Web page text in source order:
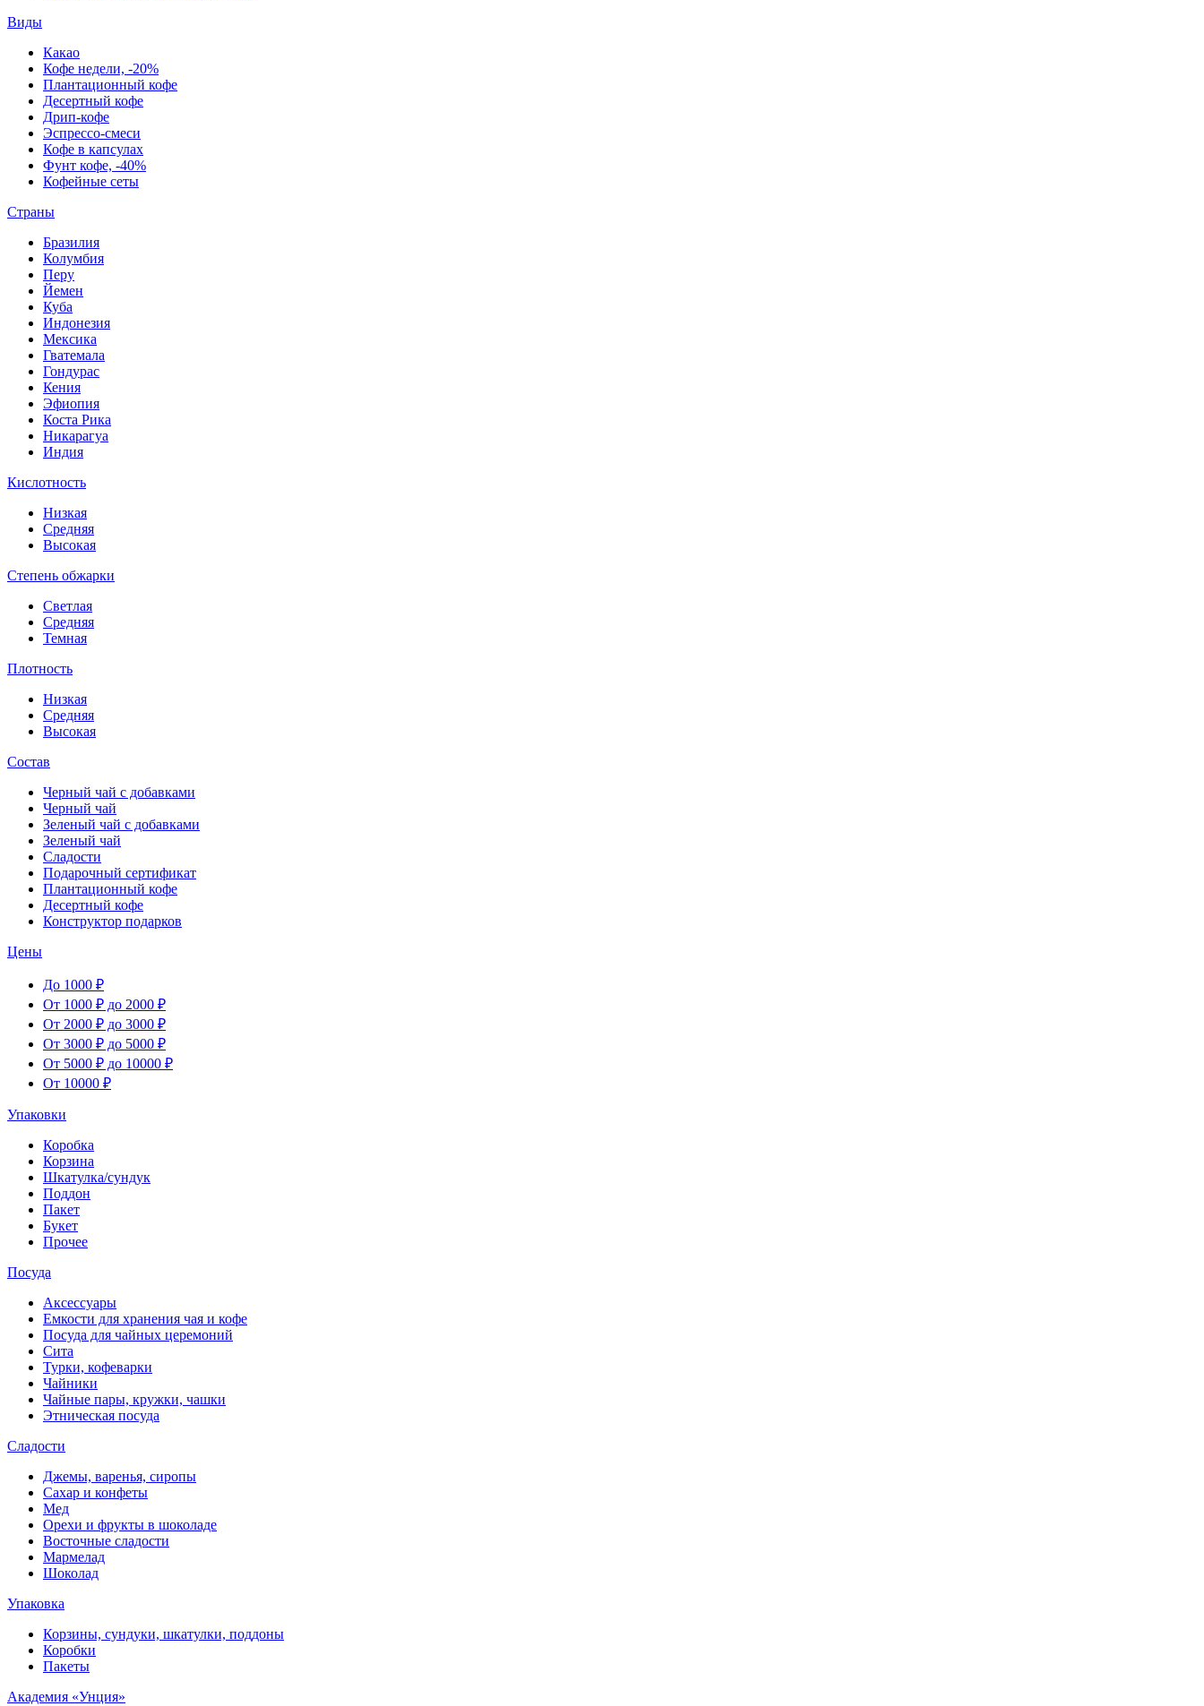
Виды
Какао
Кофе недели, -20%
Плантационный кофе
Десертный кофе
Дрип-кофе
Эспрессо-смеси
Кофе в капсулах
Фунт кофе, -40%
Кофейные сеты
Страны
Бразилия
Колумбия
Перу
Йемен
Куба
Индонезия
Мексика
Гватемала
Гондурас
Кения
Эфиопия
Коста Рика
Никарагуа
Индия
Кислотность
Низкая
Средняя
Высокая
Степень обжарки
Светлая
Средняя
Темная
Плотность
Низкая
Средняя
Высокая
Состав
Черный чай с добавками
Черный чай
Зеленый чай с добавками
Зеленый чай
Сладости
Подарочный сертификат
Плантационный кофе
Десертный кофе
Конструктор подарков
Цены
До 1000 ₽
От 1000 ₽ до 2000 ₽
От 2000 ₽ до 3000 ₽
От 3000 ₽ до 5000 ₽
От 5000 ₽ до 10000 ₽
От 10000 ₽
Упаковки
Коробка
Корзина
Шкатулка/сундук
Поддон
Пакет
Букет
Прочее
Посуда
Аксессуары
Емкости для хранения чая и кофе
Посуда для чайных церемоний
Сита
Турки, кофеварки
Чайники
Чайные пары, кружки, чашки
Этническая посуда
Сладости
Джемы, варенья, сиропы
Сахар и конфеты
Мед
Орехи и фрукты в шоколаде
Восточные сладости
Мармелад
Шоколад
Упаковка
Корзины, сундуки, шкатулки, поддоны
Коробки
Пакеты
Академия «Унция»